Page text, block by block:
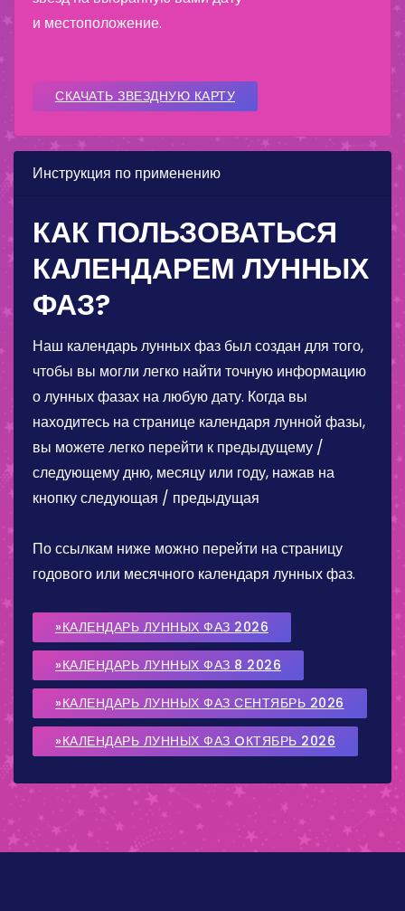
и местоположение.
СКАЧАТЬ ЗВЕЗДНУЮ КАРТУ
Инструкция по применению
КАК ПОЛЬЗОВАТЬСЯ
КАЛЕНДАРЕМ ЛУННЫХ
ФАЗ?
Наш календарь лунных фаз был создан для того,
чтобы вы могли легко найти точную информацию
о лунных фазах на любую дату. Когда вы
находитесь на странице календаря лунной фазы,
вы можете легко перейти к предыдущему /
следующему дню, месяцу или году, нажав на
кнопку следующая / предыдущая
По ссылкам ниже можно перейти на страницу
годового или месячного календаря лунных фаз.
»КАЛЕНДАРЬ ЛУННЫХ ФАЗ 2026
»КАЛЕНДАРЬ ЛУННЫХ ФАЗ 8 2026
»КАЛЕНДАРЬ ЛУННЫХ ФАЗ СЕНТЯБРЬ 2026
»КАЛЕНДАРЬ ЛУННЫХ ФАЗ OКТЯБРЬ 2026